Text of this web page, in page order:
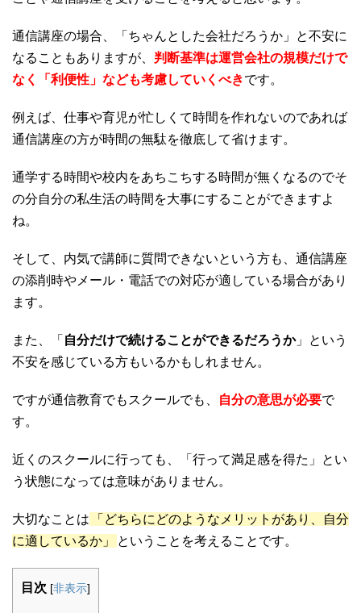
通信講座の場合、「ちゃんとした会社だろうか」と不安に
なることもありますが、 判断基準は運営会社の規模だけで
なく「利便性」なども考慮していくべきです。
例えば、仕事や育児が忙しくて時間を作れないのであれば
通信講座の方が時間の無駄を徹底して省けます。
通学する時間や校内をあちこちする時間が無くなるのでそ
の分自分の私生活の時間を大事にすることができますよ
ね。
そして、内気で講師に質問できないという方も、通信講座
の添削時やメール・電話での対応が適している場合があり
ます。
また、「 自分だけで続けることができるだろうか」という
不安を感じている方もいるかもしれません。
ですが通信教育でもスクールでも、 自分の意思が必要で
す。
近くのスクールに行っても、「行って満足感を得た」とい
う状態になっては意味がありません。
大切なことは
「どちらにどのようなメリットがあり、自分
に適しているか」
ということを考えることです。
目次 [非表示]